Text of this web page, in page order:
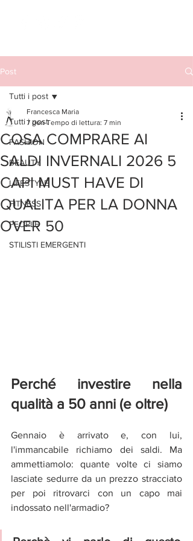
Post
Tutti i post
FASHION
BEAUTY
LIFESTYLE
FITNESS
PEOPLE
STILISTI EMERGENTI
Tutti i post
COSA COMPRARE AI
SALDI INVERNALI 2026 5
CAPI MUST HAVE DI
QUALITA PER LA DONNA
OVER 50
Francesca Maria
7 gen Tempo di lettura: 7 min
Perché investire nella
qualità a 50 anni (e oltre)
Gennaio è arrivato e, con lui,
l'immancabile richiamo dei saldi. Ma
ammettiamolo: quante volte ci siamo
lasciate sedurre da un prezzo stracciato
per poi ritrovarci con un capo mai
indossato nell'armadio?